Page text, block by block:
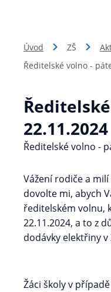
Úvod ZŠ
Ředitelské volno -
22.11.2024
Ředitelské volno -
Vážení rodiče a milí
dovolte mi, abych
ředitelském volnu,
22.11.2024, a to z
dodávky elektřiny v
Žáci školy v